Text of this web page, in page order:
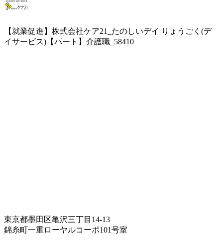
【就業促進】株式会社ケア21_たのしいデイ りょうごく(デ
イサービス)【パート】介護職_58410
東京都墨田区亀沢三丁目14-13
錦糸町一重ローヤルコーポ101号室